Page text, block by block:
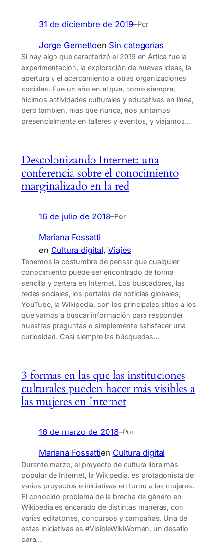
31 de diciembre de 2019–Por
Jorge Gemettoen Sin categorías
Si hay algo que caracterizó el 2019 en Ártica fue la
experimentación, la exploración de nuevas ideas, la
apertura y el acercamiento a otras organizaciones
sociales. Fue un año en el que, como siempre,
hicimos actividades culturales y educativas en línea,
pero también, más que nunca, nos juntamos
presencialmente en talleres y eventos, y viajamos…
Descolonizando Internet: una
conferencia sobre el conocimiento
marginalizado en la red
16 de julio de 2018–Por
Mariana Fossatti
en Cultura digital, Viajes
Tenemos la costumbre de pensar que cualquier
conocimiento puede ser encontrado de forma
sencilla y certera en Internet. Los buscadores, las
redes sociales, los portales de noticias globales,
YouTube, la Wikipedia, son los principales sitios a los
que vamos a buscar información para responder
nuestras preguntas o simplemente satisfacer una
curiosidad. Casi siempre las búsquedas…
3 formas en las que las instituciones
culturales pueden hacer más visibles a
las mujeres en Internet
16 de marzo de 2018–Por
Mariana Fossattien Cultura digital
Durante marzo, el proyecto de cultura libre más
popular de Internet, la Wikipedia, es protagonista de
varios proyectos e iniciativas en torno a las mujeres.
El conocido problema de la brecha de género en
Wikipedia es encarado de distintas maneras, con
varias editatones, concursos y campañas. Una de
estas iniciativas es #VisibleWikiWomen, un desafío
para…